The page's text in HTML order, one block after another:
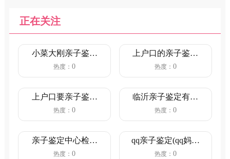
正在关注
小菜大刚亲子鉴定
(小菜大刚亲子鉴定
热度：0
上户口的亲子鉴定
流程(新生儿亲子鉴
热度： 0
上户口要亲子鉴定
吗(单亲爸爸给孩子
热度：0
临沂亲子鉴定有几
处机构(临沂司法亲
热度： 0
亲子鉴定中心检查
书写(亲子鉴定是检
热度：0
qq亲子鉴定(qq妈妈
主人公叫亲子鉴定)
热度： 0